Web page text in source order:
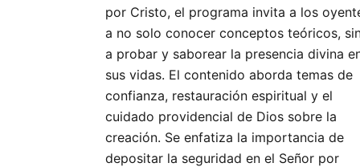
valores Vida en Dios sentido
de responsabilidad amor
propio y por el prójimo
proclamar la verdad ¿Para
quiénes? Roka Stereo esta
dirigida para hombres y
mujeres que tengan
por Cristo, el programa invita a los
a no solo conocer conceptos teóricos,
a probar y saborear la presencia divina
sus vidas. El contenido aborda temas de
confianza, restauración espiritual y el
cuidado providencial de Dios sobre la
creación. Se enfatiza la importancia de
depositar la seguridad en el Señor por